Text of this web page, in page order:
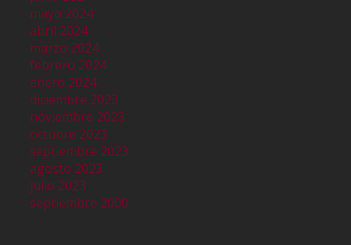
mayo 2024
abril 2024
marzo 2024
febrero 2024
enero 2024
diciembre 2023
noviembre 2023
octubre 2023
septiembre 2023
agosto 2023
julio 2023
septiembre 2000